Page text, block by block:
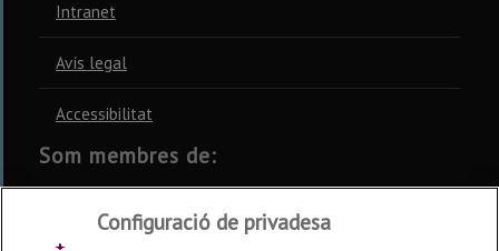
Intranet
Avís legal
Accessibilitat
Som membres de:
CSUC REBIUN CRUE
Configuració de privadesa